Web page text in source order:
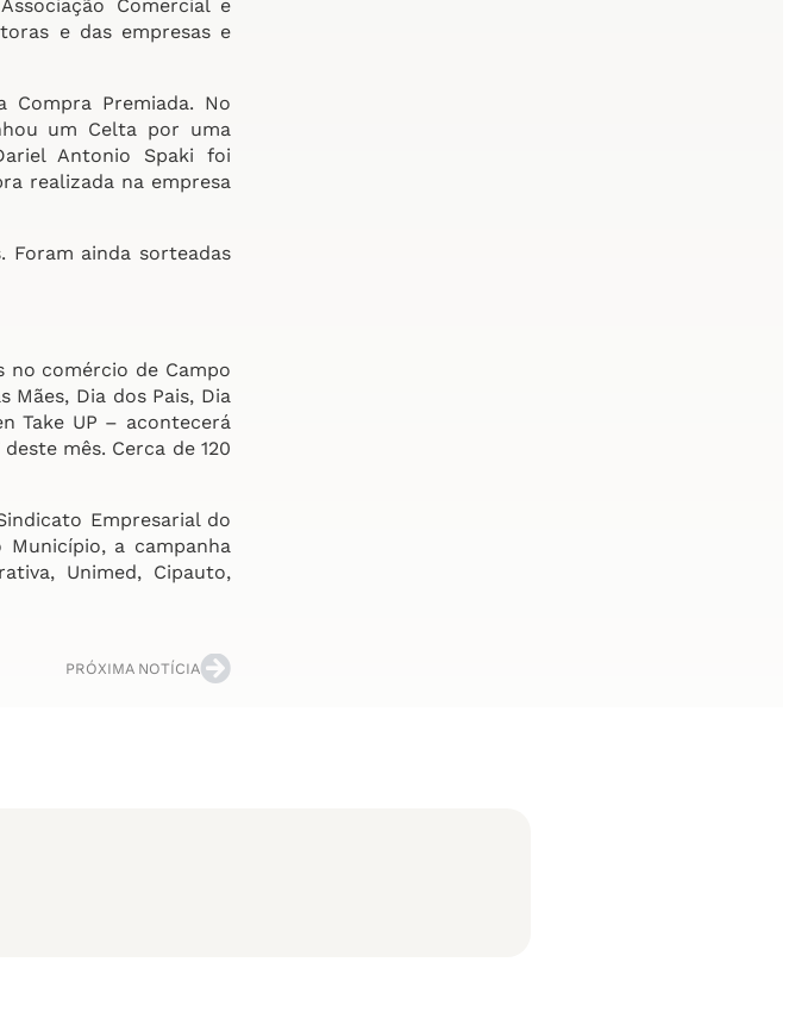
Comercial e
e das empresas e
Premiada. No
um Celta por uma
Antonio Spaki foi
realizada na empresa
Foram ainda sorteadas
no comércio de Campo
Mães, Dia dos Pais, Dia
Take UP – acontecerá
mês. Cerca de 120
Empresarial do
a campanha
Unimed, Cipauto,
PRÓXIMA NOTÍCIA